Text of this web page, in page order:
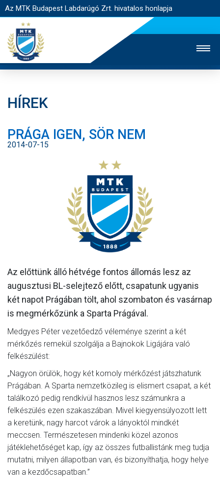
Az MTK Budapest Labdarúgó Zrt. hivatalos honlapja
JEGYÉRTÉKESÍTÉS
WEBSHOP
NYITÓLAP
HÍREK
CSAPATOK
MÉRKŐZÉSEK
GALÉRIA
SZURKOLÓI ÉLMÉNYEK
AKKREDITÁCIÓ
HÍREK
PRÁGA IGEN, SÖR NEM
2014-07-15
Az előttünk álló hétvége fontos állomás lesz az
augusztusi BL-selejtező előtt, csapatunk ugyanis
két napot Prágában tölt, ahol szombaton és vasárnap
is megmérkőzünk a Sparta Prágával.
Medgyes Péter vezetőedző véleménye szerint a két
mérkőzés remekül szolgálja a Bajnokok Ligájára való
felkészülést:
„Nagyon örülök, hogy két komoly mérkőzést játszhatunk
Prágában. A Sparta nemzetközileg is elismert csapat, a két
találkozó pedig rendkívül hasznos lesz számunkra a
felkészülés ezen szakaszában. Mivel kiegyensúlyozott lett
a keretünk, nagy harcot várok a lányoktól mindkét
meccsen. Természetesen mindenki közel azonos
játéklehetőséget kap, így az összes futballistánk meg tudja
mutatni, milyen állapotban van, és bizonyíthatja, hogy helye
van a kezdőcsapatban.”